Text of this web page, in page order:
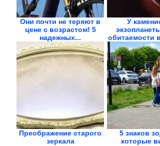
Они почти не теряют в
цене с возрастом! 5
надежных...
У
обитаемости
Преображение старого
зеркала
5 знаков
которые